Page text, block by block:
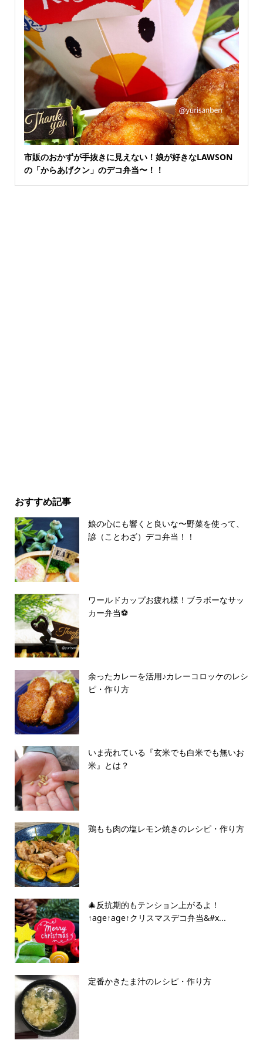
市販のおかずが手抜きに見えない！娘が好きなLAWSON
の「からあげクン」のデコ弁当〜！！
おすすめ記事
娘の心にも響くと良いな〜野菜を使って、
諺（ことわざ）デコ弁当！！
ワールドカップお疲れ様！ブラボーなサッ
カー弁当⚽️
余ったカレーを活用♪カレーコロッケのレシ
ピ・作り方
いま売れている『玄米でも白米でも無いお
米』とは？
鶏もも肉の塩レモン焼きのレシピ・作り方
🎄反抗期的もテンション上がるよ！
↑age↑age↑クリスマスデコ弁当&#x...
定番かきたま汁のレシピ・作り方